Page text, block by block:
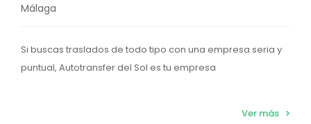
Málaga
Si buscas traslados de todo tipo con una empresa seria y
puntual, Autotransfer del Sol es tu empresa
Ver más